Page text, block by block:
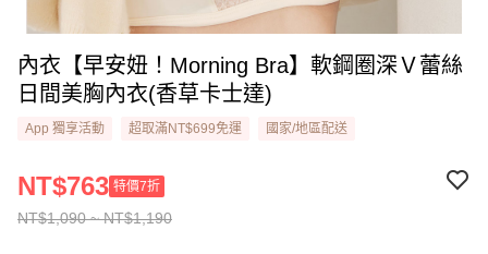
內衣【早安妞！Morning Bra】軟鋼圈深Ｖ蕾絲
日間美胸內衣(香草卡士達)
App 獨享活動 超取滿NT$699免運 國家/地區配送
NT$1,090 ~ NT$1,190
NT$763 特價7折